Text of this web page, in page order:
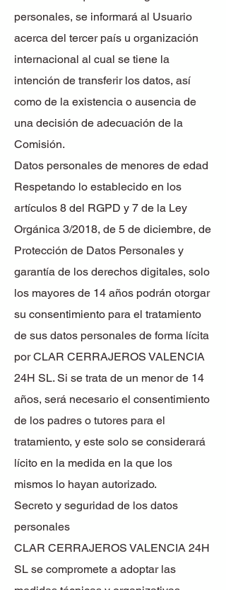
personales, se informará al Usuario
acerca del tercer país u organización
internacional al cual se tiene la
intención de transferir los datos, así
como de la existencia o ausencia de
una decisión de adecuación de la
Comisión.
Datos personales de menores de edad
Respetando lo establecido en los
artículos 8 del RGPD y 7 de la Ley
Orgánica 3/2018, de 5 de diciembre, de
Protección de Datos Personales y
garantía de los derechos digitales, solo
los mayores de 14 años podrán otorgar
su consentimiento para el tratamiento
de sus datos personales de forma lícita
por CLAR CERRAJEROS VALENCIA
24H SL. Si se trata de un menor de 14
años, será necesario el consentimiento
de los padres o tutores para el
tratamiento, y este solo se considerará
lícito en la medida en la que los
mismos lo hayan autorizado.
Secreto y seguridad de los datos
personales
CLAR CERRAJEROS VALENCIA 24H
SL se compromete a adoptar las